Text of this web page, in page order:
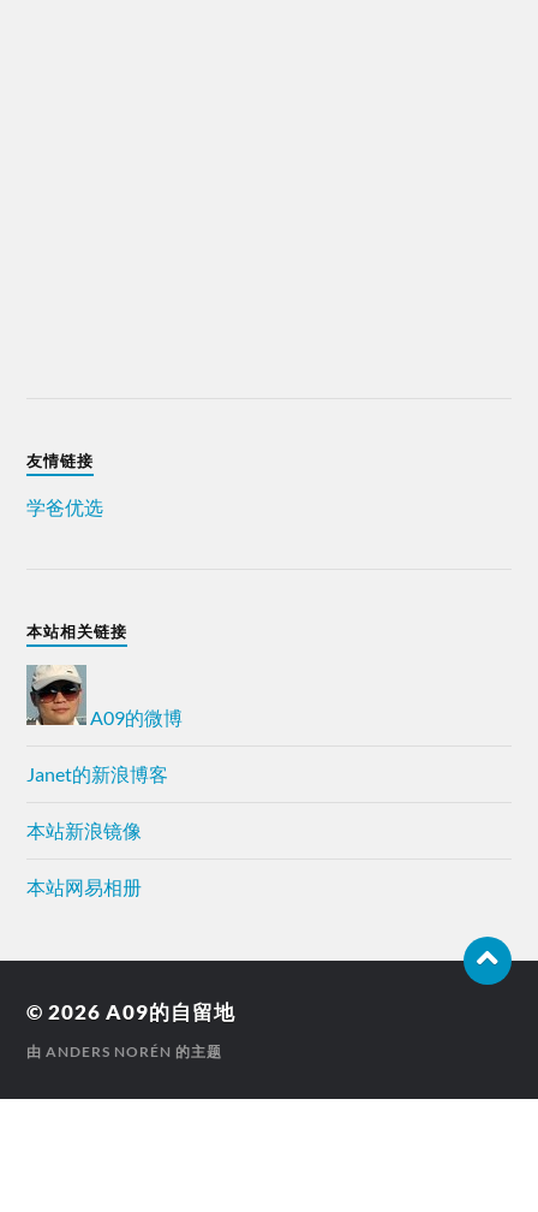
友情链接
学爸优选
本站相关链接
A09的微博
Janet的新浪博客
本站新浪镜像
本站网易相册
© 2026A09的自留地
由ANDERS NORÉN 的主题